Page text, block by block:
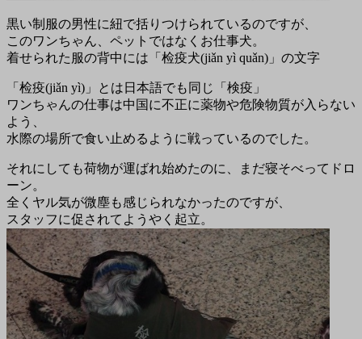
黒い制服の男性に紐で括りつけられているのですが、
このワンちゃん、ペットではなくお仕事犬。
着せられた服の背中には「检疫犬(jiǎn yì quǎn)」の文字
「检疫(jiǎn yì)」とは日本語でも同じ「検疫」
ワンちゃんの仕事は中国に不正に薬物や危険物質が入らない
よう、
水際の場所で食い止めるように戦っているのでした。
それにしても荷物が運ばれ始めたのに、まだ寝そべってドロ
ーン。
全くヤル気が微塵も感じられなかったのですが、
スタッフに促されてようやく起立。